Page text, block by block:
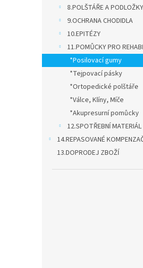
8.POLŠTÁŘE A PODLOŽKY
9.OCHRANA CHODIDLA
10.EPITÉZY
11.POMŮCKY PRO
*Posilovací gumy
*Tejpovací pásky
*Ortopedické polštáře
*Válce, Klíny, Míče
*Akupresurní pomůcky
12.SPOTŘEBNÍ MATERIÁL
14.REPASOVANÉ
13.DOPRODEJ ZBOŽÍ